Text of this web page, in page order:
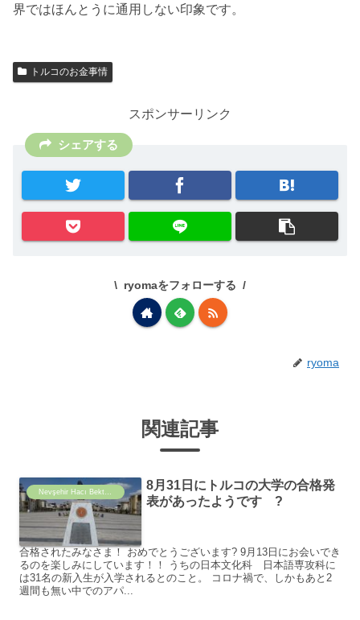
界ではほんとうに通用しない印象です。
トルコのお金事情
スポンサーリンク
シェアする
ryomaをフォローする
ryoma
関連記事
8月31日にトルコの大学の合格発
表があったようです ?
合格されたみなさま！ おめでとうございます? 9月13日にお会いでき
るのを楽しみにしています！！ うちの日本文化科 日本語専攻科に
は31名の新入生が入学されるとのこと。 コロナ禍で、しかもあと2
週間も無い中でのアパ...